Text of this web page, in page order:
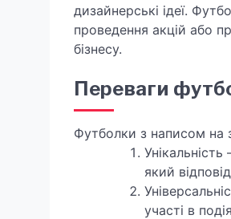
дизайнерські ідеї.
проведення акцій або
бізнесу.
Переваги
Футболки з написом на
який
участі в